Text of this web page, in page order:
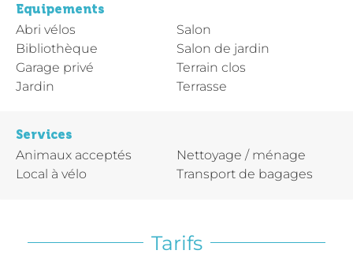
Equipements
Abri vélos
Bibliothèque
Garage privé
Jardin
Salon
Salon de jardin
Terrain clos
Terrasse
Services
Animaux acceptés
Local à vélo
Nettoyage / ménage
Transport de bagages
Tarifs